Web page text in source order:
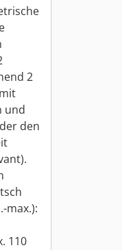
2
und
den
max.):
110